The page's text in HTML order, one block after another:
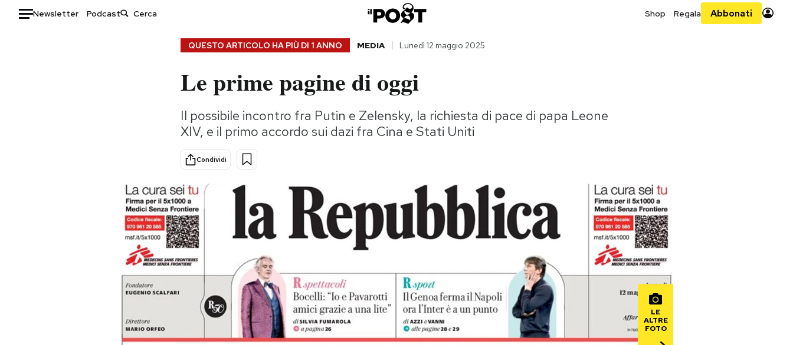
Newsletter Podcast Shop Regala Abbonati
Consumismi
Storie/Idee
Ok Boomer!
Europa
Altrecose
Mondiali calcio 2026
QUESTO ARTICOLO HA PIÙ DI 1 ANNO MEDIA Lunedì 12 maggio 2025
Le prime pagine di oggi
Il possibile incontro fra Putin e Zelensky, la richiesta di pace di papa Leone
XIV, e il primo accordo sui dazi fra Cina e Stati Uniti
Condividi
LE
ALTRE
FOTO